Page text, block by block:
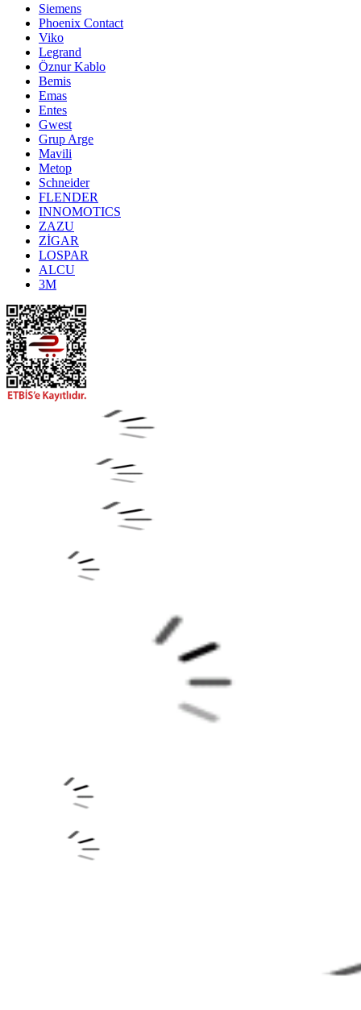
Siemens
Phoenix Contact
Viko
Legrand
Öznur Kablo
Bemis
Emas
Entes
Gwest
Grup Arge
Mavili
Metop
Schneider
FLENDER
INNOMOTICS
ZAZU
ZİGAR
LOSPAR
ALCU
3M